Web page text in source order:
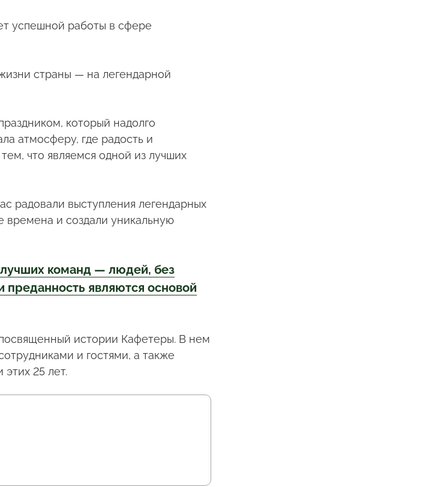
успешной работы в сфере
страны — на легендарной
который надолго
атмосферу, где радость и
что являемся одной из лучших
радовали выступления легендарных
времена и создали уникальную
команд — людей, без
являются основой
истории Кафетеры. В нем
и гостями, а также
этих 25 лет.